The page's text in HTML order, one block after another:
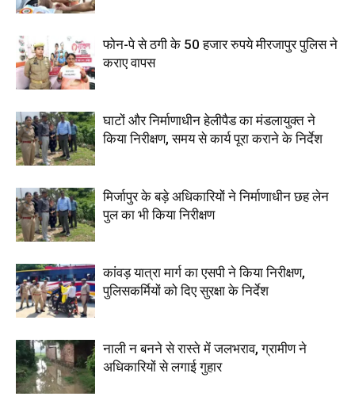
फोन-पे से ठगी के 50 हजार रुपये मीरजापुर पुलिस ने
कराए वापस
घाटों और निर्माणाधीन हेलीपैड का मंडलायुक्त ने
किया निरीक्षण, समय से कार्य पूरा कराने के निर्देश
मिर्जापुर के बड़े अधिकारियों ने निर्माणाधीन छह लेन
पुल का भी किया निरीक्षण
कांवड़ यात्रा मार्ग का एसपी ने किया निरीक्षण,
पुलिसकर्मियों को दिए सुरक्षा के निर्देश
नाली न बनने से रास्ते में जलभराव, ग्रामीण ने
अधिकारियों से लगाई गुहार